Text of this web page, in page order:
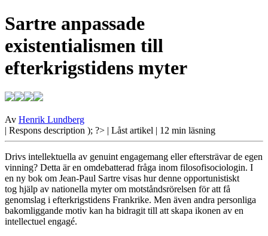
Sartre anpassade
existentialismen till
efterkrigstidens myter
Av Henrik Lundberg
| Respons description ); ?> | Låst artikel | 12 min läsning
Drivs intellektuella av genuint engagemang eller eftersträvar de egen
vinning? Detta är en omdebatterad fråga inom filosofisociologin. I
en ny bok om Jean-Paul Sartre visas hur denne opportunistiskt
tog hjälp av nationella myter om motståndsrörelsen för att få
genomslag i efterkrigstidens Frankrike. Men även andra personliga
bakomliggande motiv kan ha bidragit till att skapa ikonen av en
intellectuel engagé.